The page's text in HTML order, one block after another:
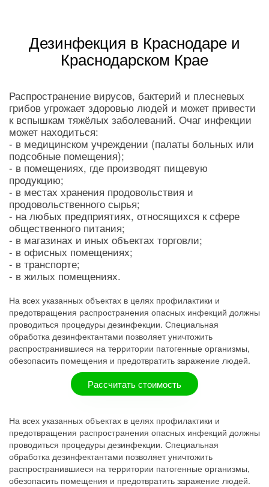
Дезинфекция в Краснодаре и
Краснодарском Крае
Распространение вирусов, бактерий и плесневых
грибов угрожает здоровью людей и может привести
к вспышкам тяжёлых заболеваний. Очаг инфекции
может находиться:
- в медицинском учреждении (палаты больных или
подсобные помещения);
- в помещениях, где производят пищевую
продукцию;
- в местах хранения продовольствия и
продовольственного сырья;
- на любых предприятиях, относящихся к сфере
общественного питания;
- в магазинах и иных объектах торговли;
- в офисных помещениях;
- в транспорте;
- в жилых помещениях.
На всех указанных объектах в целях профилактики и
предотвращения распространения опасных инфекций должны
проводиться процедуры дезинфекции. Специальная
обработка дезинфектантами позволяет уничтожить
распространившиеся на территории патогенные организмы,
обезопасить помещения и предотвратить заражение людей.
Рассчитать стоимость
На всех указанных объектах в целях профилактики и
предотвращения распространения опасных инфекций должны
проводиться процедуры дезинфекции. Специальная
обработка дезинфектантами позволяет уничтожить
распространившиеся на территории патогенные организмы,
обезопасить помещения и предотвратить заражение людей.